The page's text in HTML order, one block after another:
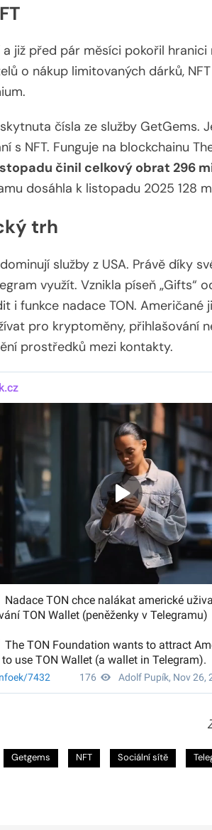
již před pár měsíci pokořil
o nákup limitovaných dárků,
čísla ze služby GetGems.
s NFT. Funguje na blockchainu
činil celkový obrat 296
dosáhla k listopadu 2025 128
trh
služby z USA. Právě díky
využít. Vznikla píseň „Gifts“
i funkce nadace TON. Američané
pro kryptoměny, přihlašování
prostředků mezi kontakty.
Getgems NFT Sociální sítě